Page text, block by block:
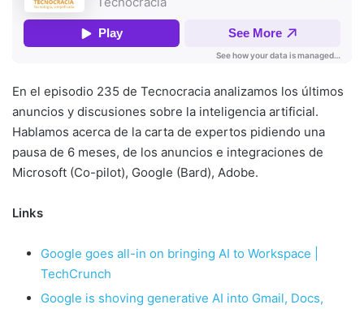
En el episodio 235 de Tecnocracia analizamos los últimos
anuncios y discusiones sobre la inteligencia artificial.
Hablamos acerca de la carta de expertos pidiendo una
pausa de 6 meses, de los anuncios e integraciones de
Microsoft (Co-pilot), Google (Bard), Adobe.
Links
Google goes all-in on bringing AI to Workspace |
TechCrunch
Google is shoving generative AI into Gmail, Docs,